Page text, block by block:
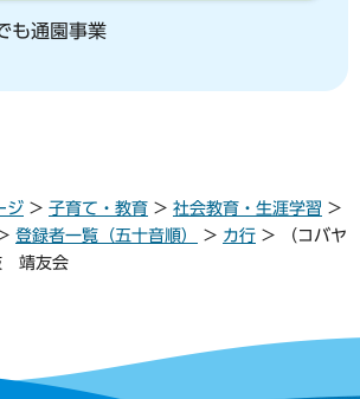
も通園事業
ジ > 子育て・教育 > 社会教育・生涯学習 >
登録者一覧（五十音順） > カ行 > （コバヤ
靖友会